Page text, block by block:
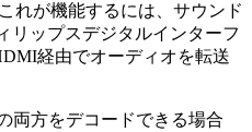
れが機能するには、サウンド
リップスデジタルインターフ
経由でオーディオを転送
両方をデコードできる場合